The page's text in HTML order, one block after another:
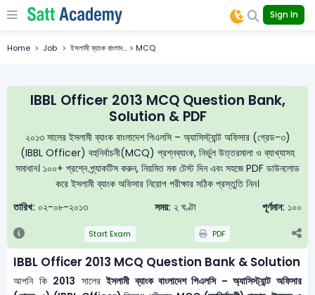
Sign In
Home Job ইসলামী ব্যাংক বাংলাদ... > MCQ
IBBL Officer 2013 MCQ Question Bank,
Solution & PDF
২০১৩ সালের ইসলামী ব্যাংক বাংলাদেশ পিএলসি – অ্যাসিস্ট্যান্ট অফিসার (গ্রেড-৩)
(IBBL Officer) বহুনির্বাচনী(MCQ) প্রশ্নব্যাংক, নির্ভুল উত্তরমালা ও ব্যাখ্যাসহ
সমাধান। ১০০+ প্রশ্নে প্র্যাকটিস করুন, নিয়মিত মক টেস্ট দিন এবং সহজে PDF ডাউনলোড
করে ইসলামী ব্যাংক অফিসার নিয়োগ পরীক্ষার সঠিক প্রস্তুতি নিন।
তারিখ: ০২-০৮-২০১৩ সময়: ২ ঘণ্টা পূর্ণমান: ১০০
Start Exam PDF
IBBL Officer 2013 MCQ Question Bank & Solution
আপনি কি 2013 সালেরইসলামী ব্যাংক বাংলাদেশ পিএলসি – অ্যাসিস্ট্যান্ট অফিসার